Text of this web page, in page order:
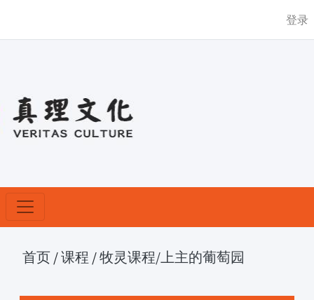
登录
首页 /课程 /牧灵课程/上主的葡萄园